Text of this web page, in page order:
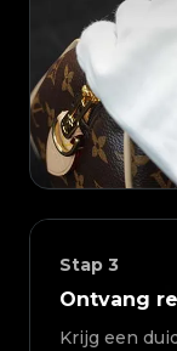
Stap 3
Ontvang
Krijg een